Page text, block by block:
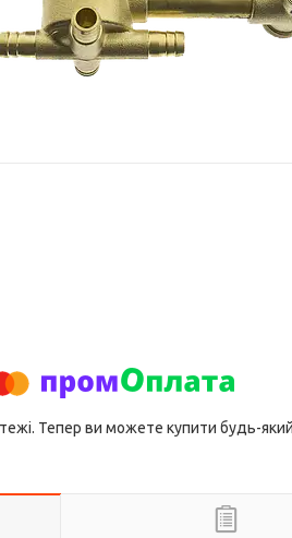
Тепер ви можете купити будь-